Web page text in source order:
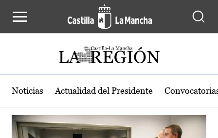
Actualidad de la región de Castilla-
Noticias Actualidad del Presidente